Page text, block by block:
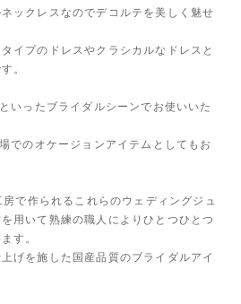
ックレスなのでデコルテを美しく魅せ
イプのドレスやクラシカルなドレスと
。
いったブライダルシーンでお使いいた
でのオケージョンアイテムとしてもお
で作られるこれらのウェディングジュ
用いて熟練の職人によりひとつひとつ
す。
げを施した国産品質のブライダルアイ